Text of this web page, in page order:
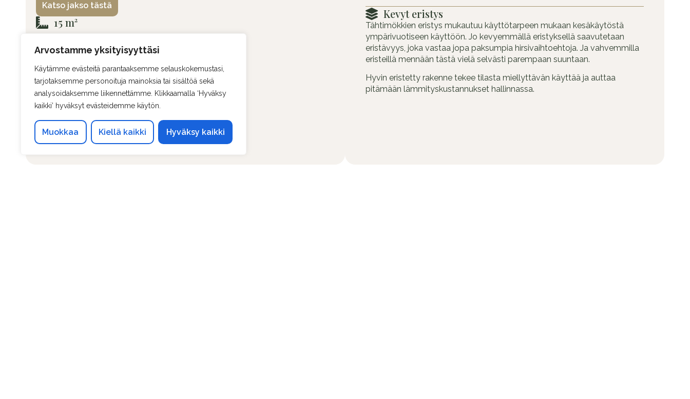
Arvostamme yksityisyyttäsi
Käytämme evästeitä parantaaksemme selauskokemustasi,
tarjotaksemme personoituja mainoksia tai sisältöä sekä
analysoidaksemme liikennettämme. Klikkaamalla ‘Hyväksy
kaikki’ hyväksyt evästeidemme käytön.
Muokkaa Kiellä kaikki Hyväksy kaikki
Katso jakso tästä
15 m²
Aina muokattavissa
Energiatehokas
Tehdään sisätiloissa
Toimitetaan valmiina
Valitse materiaalit itse
Maalattu haluamallasi värillä
Kevyt eristys
Tähtimökkien eristys mukautuu käyttötarpeen mukaan kesäkäytöstä
ympärivuotiseen käyttöön. Jo kevyemmällä eristyksellä saavutetaan
eristävyys, joka vastaa jopa paksumpia hirsivaihtoehtoja. Ja vahvemmilla
eristeillä mennään tästä vielä selvästi parempaan suuntaan.
Hyvin eristetty rakenne tekee tilasta miellyttävän käyttää ja auttaa
pitämään lämmityskustannukset hallinnassa.